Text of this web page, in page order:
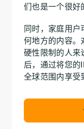
们也是一个很好
同时，家庭用户
何地方的内容。
硬性限制的人来
后，通过将您的
全球范围内享受